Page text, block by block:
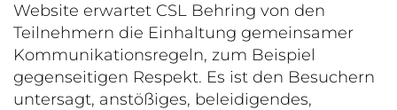
Website erwartet CSL Behring von den
Teilnehmern die Einhaltung gemeinsamer
Kommunikationsregeln, zum Beispiel
gegenseitigen Respekt. Es ist den Besuchern
untersagt, anstößiges, beleidigendes,